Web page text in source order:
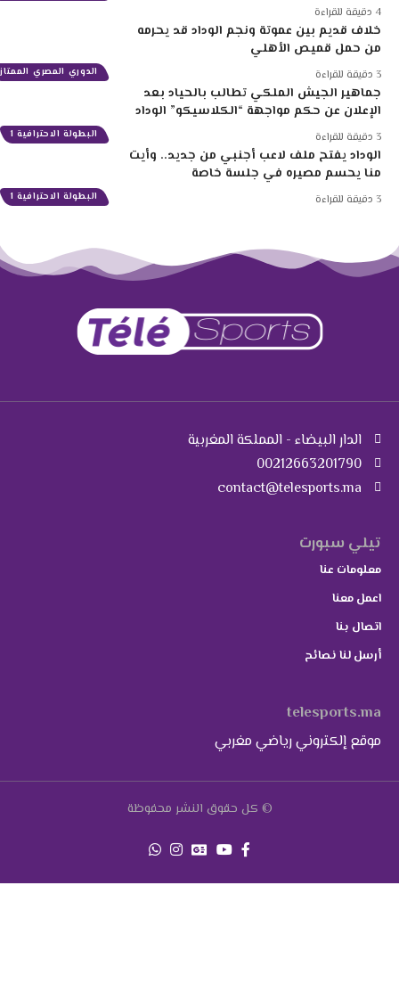
الدوري المصري الممتاز
خلاف قديم بين عموتة ونجم الوداد قد يحرمه
من حمل قميص الأهلي
البطولة الاحترافية 1
جماهير الجيش الملكي تطالب بالحياد بعد
الإعلان عن حكم مواجهة “الكلاسيكو” الوداد
البطولة الاحترافية 1
الوداد يفتح ملف لاعب أجنبي من جديد.. وأيت
منا يحسم مصيره في جلسة خاصة
الدار البيضاء - المملكة المغربية
00212663201790
contact@telesports.ma
تيلي سبورت
معلومات عنا
اعمل معنا
اتصال بنا
أرسل لنا نصائح
telesports.ma
موقع إلكتروني رياضي مغربي
© كل حقوق النشر محفوظة